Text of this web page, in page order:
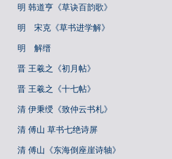
明 韩道亨《草诀百韵歌》
明 宋克《草书进学解》
明 解缙
晋 王羲之《初月帖》
晋 王羲之《十七帖》
清 伊秉绶《致仲云书札》
清 傅山 草书七绝诗屏
清 傅山《东海倒座崖诗轴》